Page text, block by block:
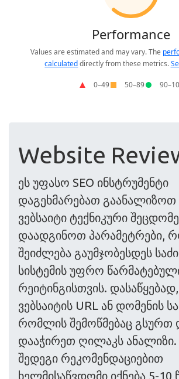
Website
ეს უფასო SEO ინსტრუმენტი
დაგეხმარებათ გაანალიზოთ
ვებსაიტი ტექნიკური
დაადგინოთ პარამეტრები,
შეიძლება გაუმჯობესდეს
სისტემის უფრო
რეიტინგისთვის.
ვებსაიტის URL ან დომენის
რომლის შემოწმებაც გსურთ
დააჭირეთ ღილაკს ანალიზი.
შედეგი რეკომენდაციებით
ხელმისაწვდომი იქნება 5-10